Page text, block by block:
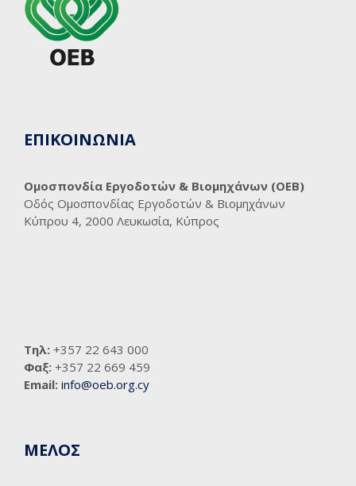
ΕΠΙΚΟΙΝΩΝΙΑ
Ομοσπονδία Εργοδοτών & Βιομηχάνων (ΟΕΒ)
Οδός Ομοσπονδίας Εργοδοτών & Βιομηχάνων
Κύπρου 4, 2000 Λευκωσία, Κύπρος
Τηλ: +357 22 643 000
Φαξ: +357 22 669 459
Email: info@oeb.org.cy
ΜΕΛΟΣ